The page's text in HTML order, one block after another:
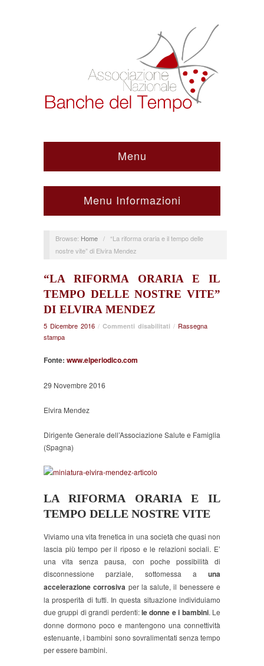
Menu
Menu Informazioni
Browse: Home / “La riforma oraria e il tempo delle
nostre vite” di Elvira Mendez
“LA RIFORMA ORARIA E IL
TEMPO DELLE NOSTRE VITE”
DI ELVIRA MENDEZ
5 Dicembre 2016 / Commenti disabilitati su
di
/ Rassegna
stampa
Fonte: www.elperiodico.com
29 Novembre 2016
Elvira Mendez
Dirigente Generale dell’Associazione Salute e Famiglia
(Spagna)
LA RIFORMA ORARIA E IL
TEMPO DELLE NOSTRE VITE
Viviamo una vita frenetica in una società che quasi non
lascia più tempo per il riposo e le relazioni sociali. E’
una vita senza pausa, con poche possibilità di
disconnessione parziale, sottomessa a una
accelerazione corrosiva per la salute, il benessere e
la prosperità di tutti. In questa situazione individuiamo
due gruppi di grandi perdenti:le donne e i bambini. Le
donne dormono poco e mantengono una connettività
estenuante, i bambini sono sovralimentati senza tempo
per essere bambini.